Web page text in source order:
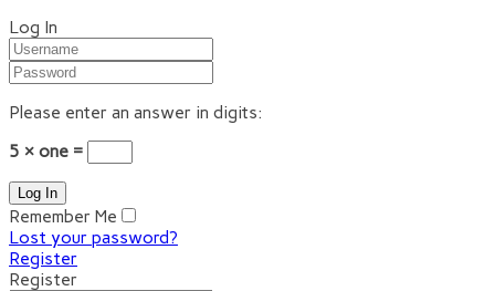
Log In
Please enter an answer in digits:
5 × one =
Remember Me
Lost your password?
Register
Register